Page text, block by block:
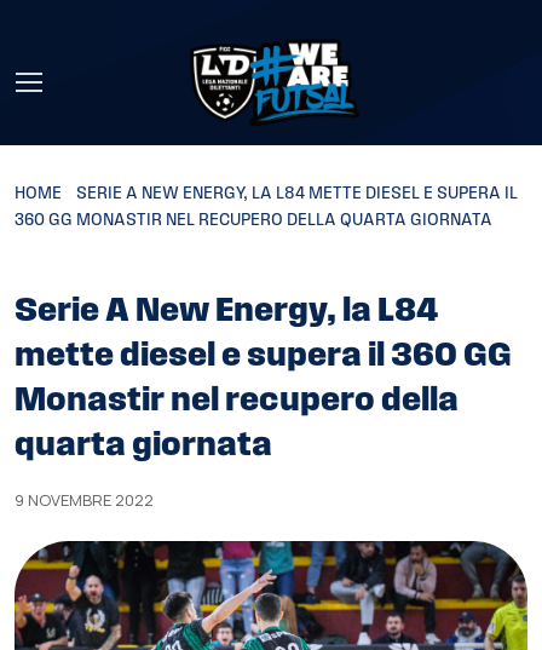
HOME
SERIE A NEW ENERGY, LA L84 METTE DIESEL E SUPERA IL
360 GG MONASTIR NEL RECUPERO DELLA QUARTA GIORNATA
Serie A New Energy, la L84
mette diesel e supera il 360 GG
Monastir nel recupero della
quarta giornata
9 NOVEMBRE 2022